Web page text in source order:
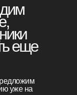
уже на
еще